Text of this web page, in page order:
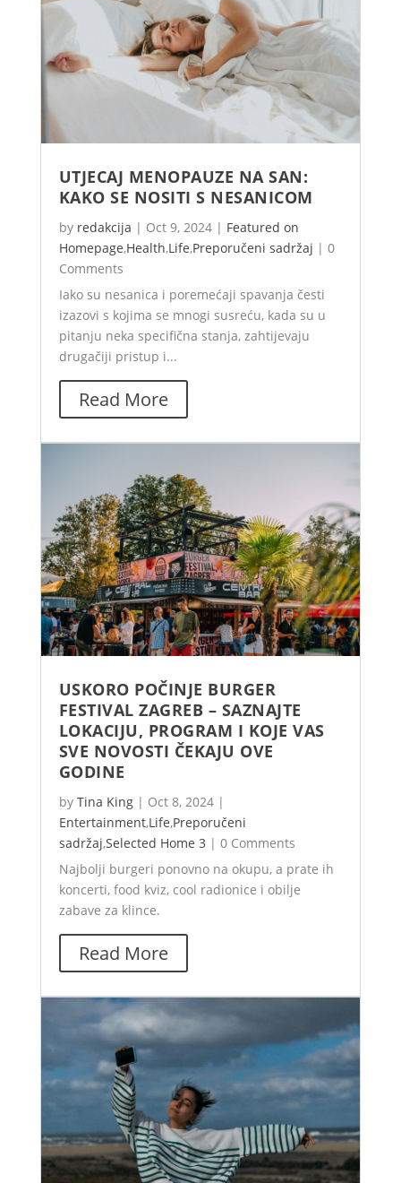
UTJECAJ MENOPAUZE NA SAN:
KAKO SE NOSITI S NESANICOM
by redakcija | Oct 9, 2024 | Featured on
Homepage,Health,Life,Preporučeni sadržaj | 0
Comments
Iako su nesanica i poremećaji spavanja česti
izazovi s kojima se mnogi susreću, kada su u
pitanju neka specifična stanja, zahtijevaju
drugačiji pristup i...
Read More
USKORO POČINJE BURGER
FESTIVAL ZAGREB – SAZNAJTE
LOKACIJU, PROGRAM I KOJE VAS
SVE NOVOSTI ČEKAJU OVE
GODINE
by Tina King | Oct 8, 2024 |
Entertainment,Life,Preporučeni
sadržaj,Selected Home 3 | 0 Comments
Najbolji burgeri ponovno na okupu, a prate ih
koncerti, food kviz, cool radionice i obilje
zabave za klince.
Read More